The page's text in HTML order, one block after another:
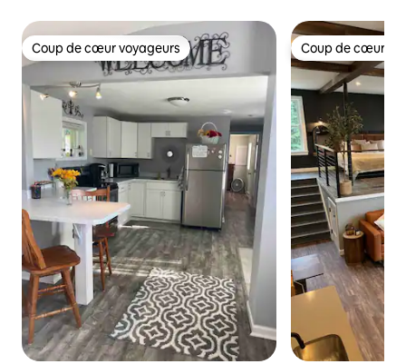
Coup de cœur voyageurs
Coup de cœur voyageurs Coup de cœur
Coup de cœur